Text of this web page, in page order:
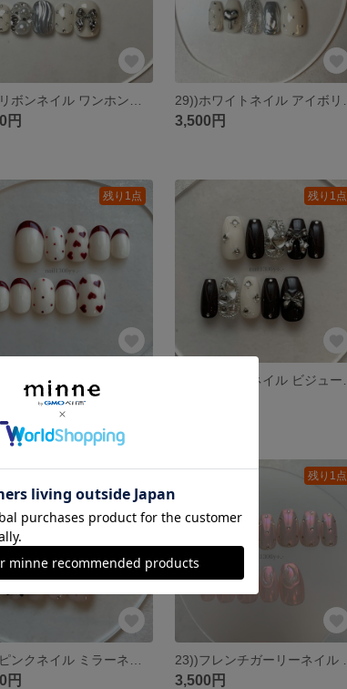
円 3,500円
残り1点 残り1点
円
残り1点
3,500円